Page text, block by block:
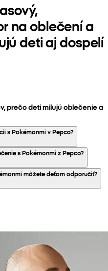
na oblečení a
deti aj dospelí
prečo deti milujú oblečenie a
s Pokémonmi v Pepco?
s Pokémonmi z Pepco?
môžete deťom odporučiť?